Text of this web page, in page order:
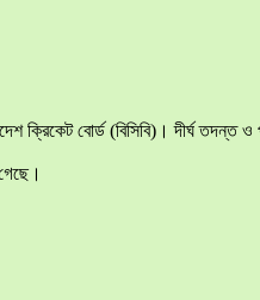
ক্রিকেট বোর্ড (বিসিবি)। দীর্ঘ